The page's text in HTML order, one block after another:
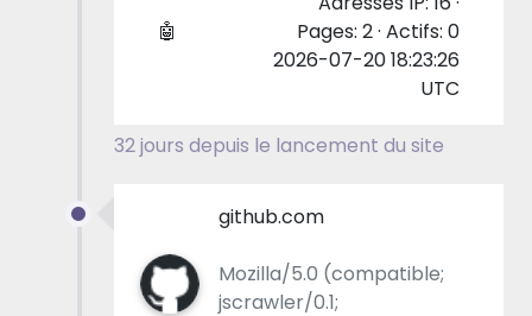
🤖
Pages: 2 · Actifs: 0
2026-07-20 18:23:26
UTC
32 jours depuis le lancement du site
github.com
Mozilla/5.0 (compatible;
jscrawler/0.1;